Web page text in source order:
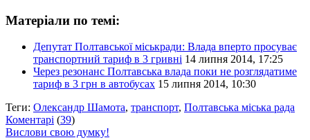
Матеріали по темі:
Депутат Полтавської міськради: Влада вперто просуває
транспортний тариф в 3 гривні 14 липня 2014, 17:25
Через резонанс Полтавська влада поки не розглядатиме
тариф в 3 грн в автобусах 15 липня 2014, 10:30
Теги: Олександр Шамота, транспорт, Полтавська міська рада
Коментарі (39)
Вислови свою думку!